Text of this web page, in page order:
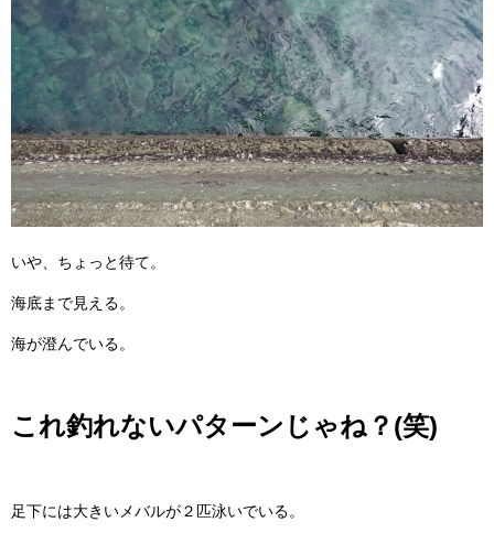
いや、ちょっと待て。
海底まで見える。
海が澄んでいる。
これ釣れないパターンじゃね？(笑)
足下には大きいメバルが２匹泳いでいる。